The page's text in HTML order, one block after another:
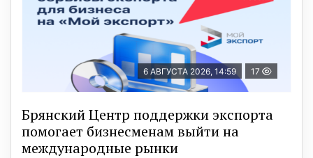
6 АВГУСТА 2026, 14:59 17
Брянский Центр поддержки экспорта
помогает бизнесменам выйти на
международные рынки